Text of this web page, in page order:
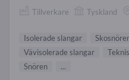
Tillverkare Tyskland
Isolerade slangar
Vävisolerade slangar
Snören
...